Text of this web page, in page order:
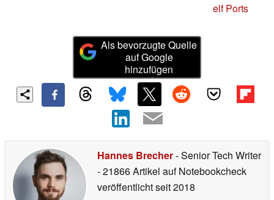
elf Ports
Als bevorzugte Quelle
auf Google
hinzufügen
Hannes Brecher- Senior Tech Writer
- 21866 Artikel auf Notebookcheck
veröffentlichtseit 2018